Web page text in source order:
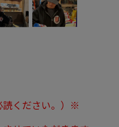
ください。）※